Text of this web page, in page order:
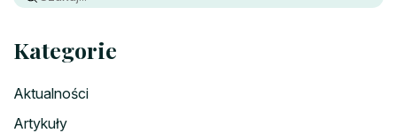
Kategorie
Aktualności
Artykuły